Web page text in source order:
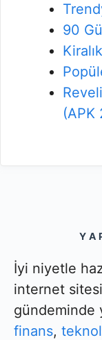
90
(APK
İyi niyetle
internet
gündeminde
finans,